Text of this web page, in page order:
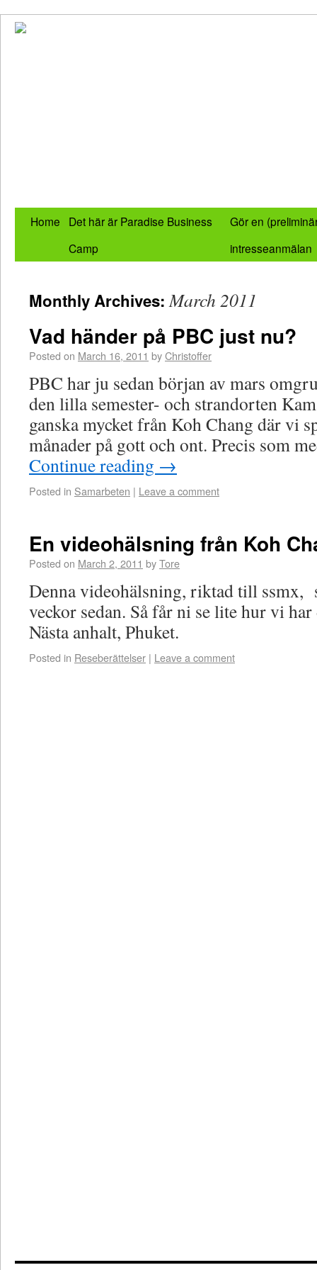
Home
Det här är Paradise Business
Camp
Gör en
intresseanmälan
Monthly Archives:March 2011
Vad händer på PBC just nu?
Posted on March 16, 2011 byChristoffer
PBC har ju sedan början av mars
den lilla semester- och strandorten
ganska mycket från Koh Chang där vi
månader på gott och ont. Precis som
Continue reading →
Posted in Samarbeten | Leave a comment
En videohälsning från Koh
Posted on March 2, 2011 byTore
Denna videohälsning, riktad till ssmx,
veckor sedan. Så får ni se lite hur vi
Nästa anhalt, Phuket.
Posted in Reseberättelser | Leave a comment